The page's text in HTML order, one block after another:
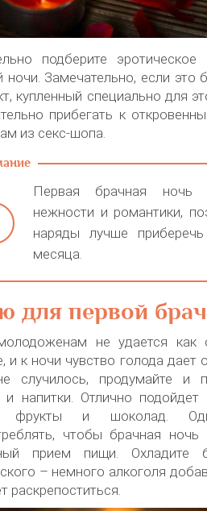
подберите
ночи. Замечательно, если это
купленный специально для
прибегать к
из секс-шопа.
Первая брачная
нежности и романтики,
наряды лучше
месяца.
для первой
не удается как
и к ночи чувство голода дает
случилось, продумайте и
и напитки. Отлично
фрукты и шоколад.
чтобы брачная ночь
прием пищи. Охладите
– немного алкоголя
раскрепоститься.